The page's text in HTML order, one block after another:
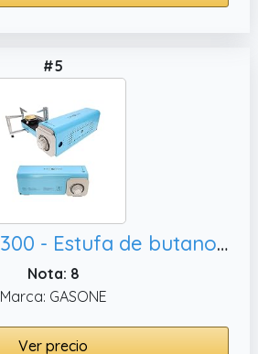
#5
GasOne GS-8300 - Estufa de butano compacta con funda de transporte - Estufa portátil plegable (azul)
Nota: 8
Marca: GASONE
Ver precio